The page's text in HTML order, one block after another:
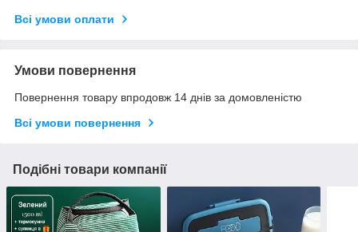
Всі умови оплати
Умови повернення
Повернення товару впродовж 14 днів за домовленістю
Всі умови повернення
Подібні товари компанії